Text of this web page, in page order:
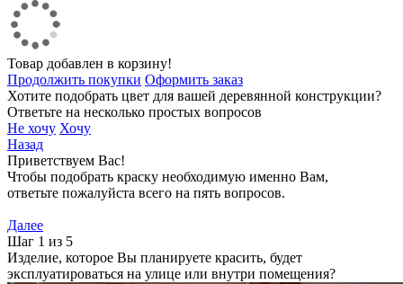
Товар добавлен в корзину!
Продолжить покупки Оформить заказ
Хотите подобрать цвет для вашей деревянной конструкции?
Ответьте на несколько простых вопросов
Не хочу Хочу
Назад
Приветствуем Вас!
Чтобы подобрать краску необходимую именно Вам,
ответьте пожалуйста всего на пять вопросов.
Далее
Шаг 1 из 5
Изделие, которое Вы планируете красить, будет
эксплуатироваться на улице или внутри помещения?